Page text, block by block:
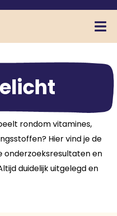
rondom vitamines,
Hier vind je de
onderzoeksresultaten en
duidelijk uitgelegd en